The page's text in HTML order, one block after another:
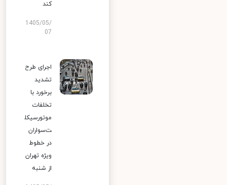
کند
1405/05/
07
اجرای طرح
تشدید
برخورد با
تخلفات
موتورسیکل
ت‌سواران
در خطوط
ویژه تهران
از شنبه